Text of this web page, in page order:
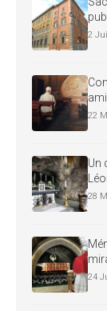
2
22
Un
28
24